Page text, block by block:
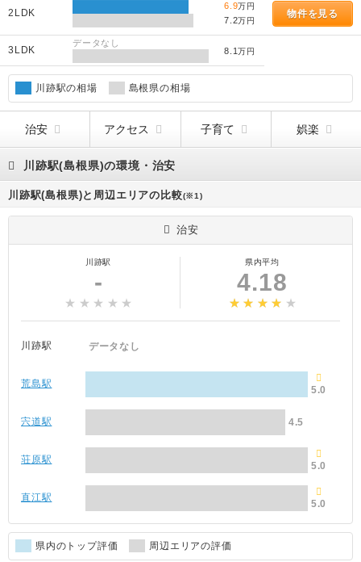
2LDK
6.9万円
7.2万円
物件を見る
3LDK
データなし
8.1万円
川跡駅の相場 島根県の相場
治安 アクセス 子育て 娯楽
川跡駅(島根県)の環境・治安
川跡駅(島根県)と周辺エリアの比較(※1)
治安
川跡駅
-
県内平均
4.18
川跡駅 データなし
荒島駅
5.0
宍道駅 4.5
荘原駅
5.0
直江駅
5.0
県内のトップ評価 周辺エリアの評価